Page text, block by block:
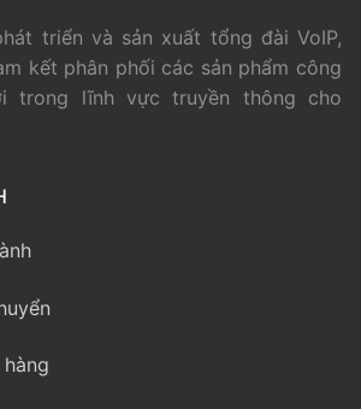
triển và sản xuất tổng đài VoIP,
kết phân phối các sản phẩm công
trong lĩnh vực truyền thông cho